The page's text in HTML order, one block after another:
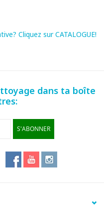
Cliquez sur CATALOGUE!
dans ta boîte
S'ABONNER